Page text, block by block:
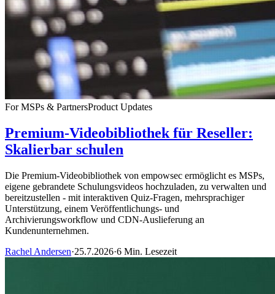
For MSPs & PartnersProduct Updates
Premium-Videobibliothek für Reseller:
Skalierbar schulen
Die Premium-Videobibliothek von empowsec ermöglicht es MSPs,
eigene gebrandete Schulungsvideos hochzuladen, zu verwalten und
bereitzustellen - mit interaktiven Quiz-Fragen, mehrsprachiger
Unterstützung, einem Veröffentlichungs- und
Archivierungsworkflow und CDN-Auslieferung an
Kundenunternehmen.
Rachel Andersen·25.7.2026·6 Min. Lesezeit